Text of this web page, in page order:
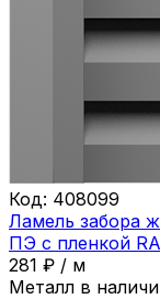
Код: 408099
Ламель забора
ПЭ с пленкой
281 ₽ / м
Металл в